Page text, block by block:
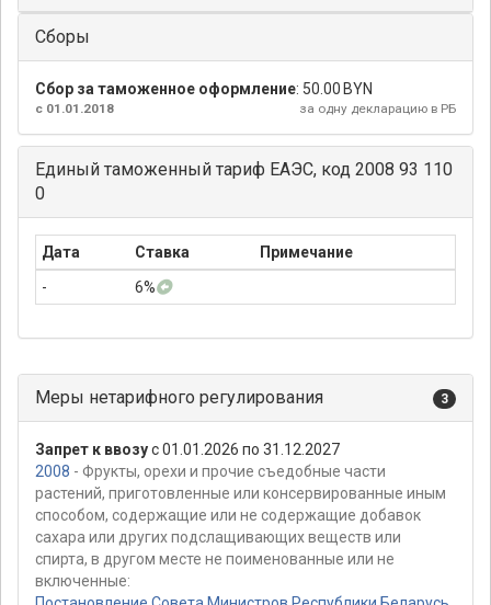
Сборы
Сбор за таможенное оформление: 50.00 BYN
за одну декларацию в РБ
с 01.01.2018
Единый таможенный тариф ЕАЭС, код 2008 93 110
0
Дата Ставка
Примечание
-
6%
Меры нетарифного регулирования 3
Запрет к ввозус 01.01.2026 по 31.12.2027
2008 - Фрукты, орехи и прочие съедобные части
растений, приготовленные или консервированные иным
способом, содержащие или не содержащие добавок
сахара или других подслащивающих веществ или
спирта, в другом месте не поименованные или не
включенные: